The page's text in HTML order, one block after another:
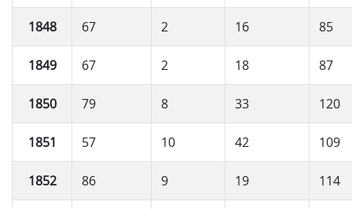
1848 67 2 16 85
1849 67 2 18 87
1850 79 8 33 120
1851 57 10 42 109
1852 86 9 19 114